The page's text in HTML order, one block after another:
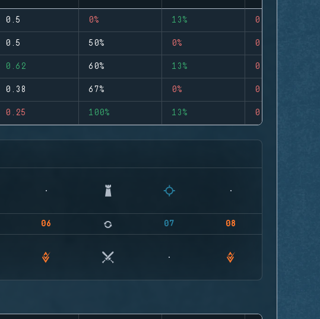
0.5 0% 13% 0
0.5 50% 0% 0
0.62 60% 13% 0
0.38 67% 0% 0
0.25 100% 13% 0
06 07 08